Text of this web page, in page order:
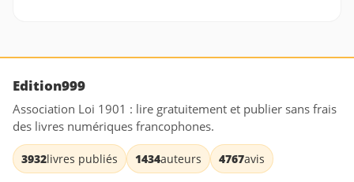
Edition999
Association Loi 1901 : lire gratuitement et publier sans frais
des livres numériques francophones.
3932livres publiés 1434auteurs 4767avis